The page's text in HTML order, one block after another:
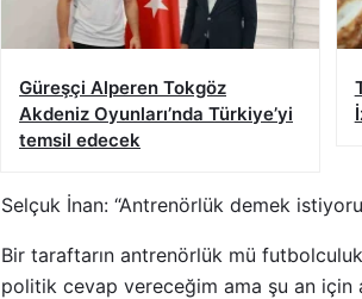
Güreşçi Alperen Tokgöz
Akdeniz Oyunları’nda Türkiye’yi
temsil edecek
Selçuk İnan: “Antrenörlük demek
Bir taraftarın antrenörlük mü
politik cevap vereceğim ama şu an